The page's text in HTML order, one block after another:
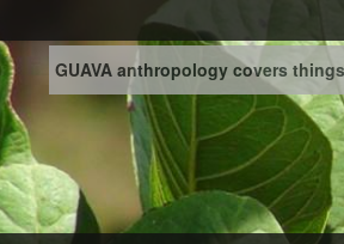
GUAVA anthropology covers